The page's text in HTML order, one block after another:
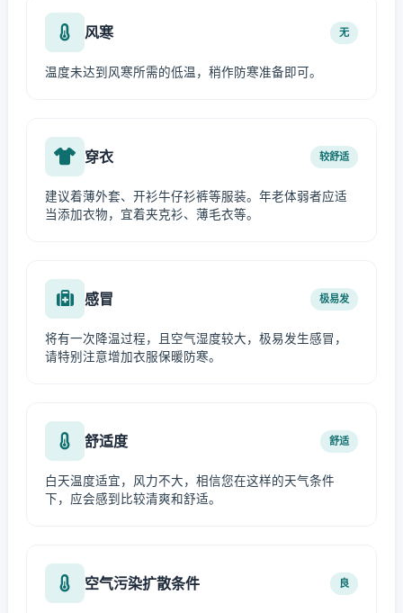
风寒 无
温度未达到风寒所需的低温，稍作防寒准备即可。
穿衣 较舒适
建议着薄外套、开衫牛仔衫裤等服装。年老体弱者应适
当添加衣物，宜着夹克衫、薄毛衣等。
感冒 极易发
将有一次降温过程，且空气湿度较大，极易发生感冒，
请特别注意增加衣服保暖防寒。
舒适度 舒适
白天温度适宜，风力不大，相信您在这样的天气条件
下，应会感到比较清爽和舒适。
空气污染扩散条件 良